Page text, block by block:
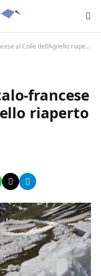
dell’Agnello riaperto il 20 giugno
riaperto